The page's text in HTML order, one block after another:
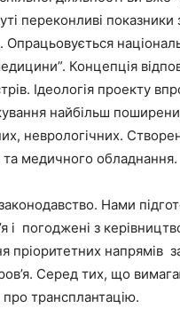
переконливі
Концепція
Ідеологія проекту
найбільш
неврологічних.
та медичного обладнання.
Нами
і погоджені з
пріоритетних напрямів
Серед тих, що
трансплантацію.